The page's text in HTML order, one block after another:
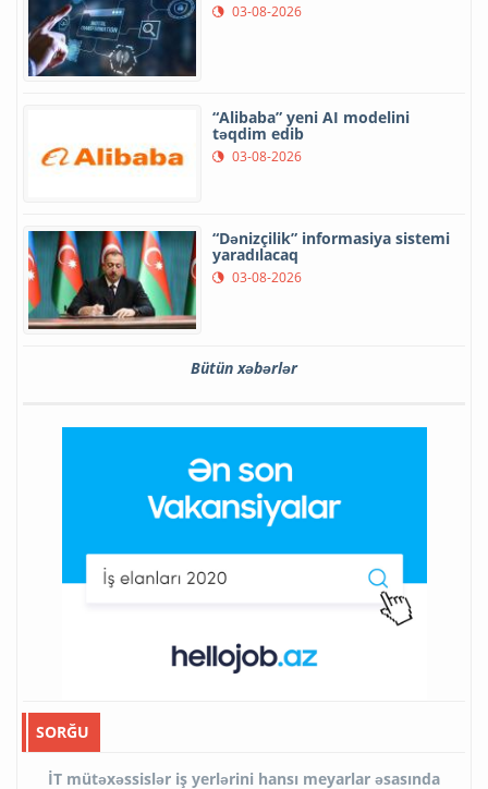
03-08-2026
“Alibaba” yeni AI modelini
təqdim edib
03-08-2026
“Dənizçilik” informasiya sistemi
yaradılacaq
03-08-2026
Bütün xəbərlər
SORĞU
İT mütəxəssislər iş yerlərini hansı meyarlar əsasında